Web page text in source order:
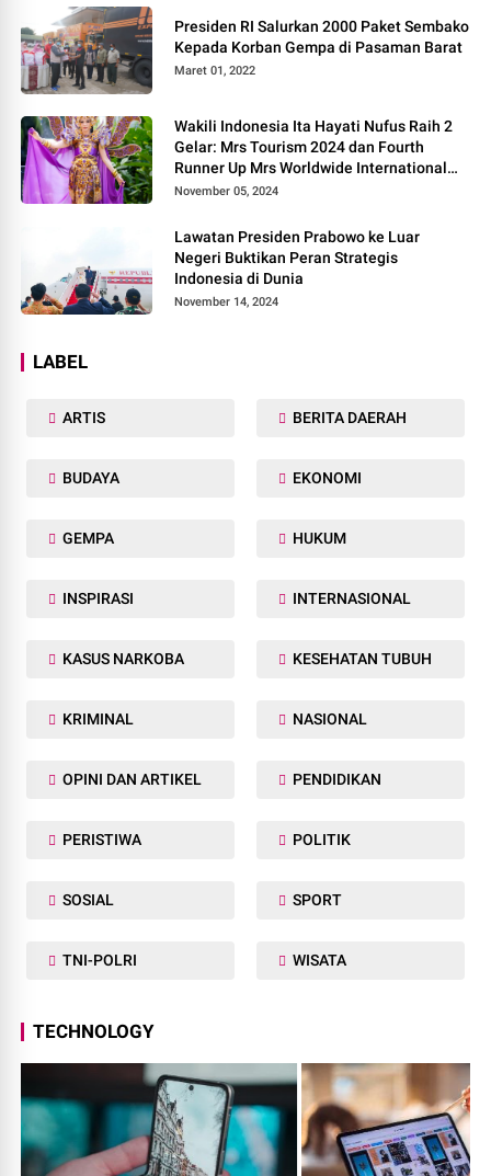
Presiden RI Salurkan 2000 Paket Sembako
Kepada Korban Gempa di Pasaman Barat
Maret 01, 2022
Wakili Indonesia Ita Hayati Nufus Raih 2
Gelar: Mrs Tourism 2024 dan Fourth
Runner Up Mrs Worldwide International
2024, di Pemilihan Mrs Worldwide 2024
November 05, 2024
Lawatan Presiden Prabowo ke Luar
Negeri Buktikan Peran Strategis
Indonesia di Dunia
November 14, 2024
LABEL
ARTIS BERITA DAERAH
BUDAYA EKONOMI
GEMPA HUKUM
INSPIRASI INTERNASIONAL
KASUS NARKOBA KESEHATAN TUBUH
KRIMINAL NASIONAL
OPINI DAN ARTIKEL PENDIDIKAN
PERISTIWA POLITIK
SOSIAL SPORT
TNI-POLRI WISATA
TECHNOLOGY